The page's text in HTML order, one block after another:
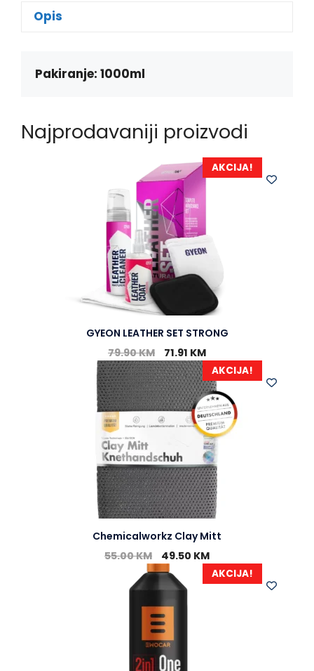
e
b
k
s
e
p
Opis
Pakiranje: 1000ml
Najprodavaniji proizvodi
AKCIJA!
GYEON LEATHER SET STRONG
79.90KM 71.91 KM
AKCIJA!
Chemicalworkz Clay Mitt
55.00KM 49.50 KM
AKCIJA!